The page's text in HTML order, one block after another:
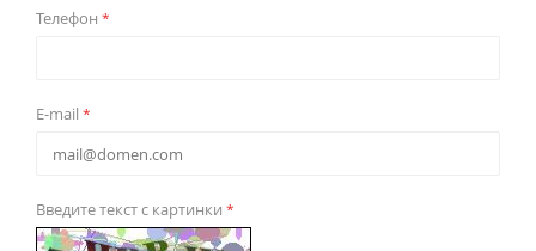
Телефон *
E-mail *
Введите текст с картинки *